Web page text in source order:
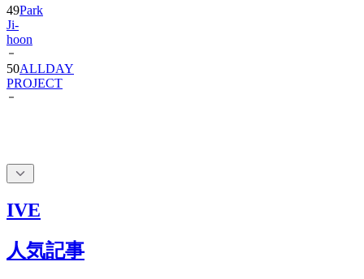
49Park
Ji-
hoon
50ALLDAY
PROJECT
IVE
人気記事